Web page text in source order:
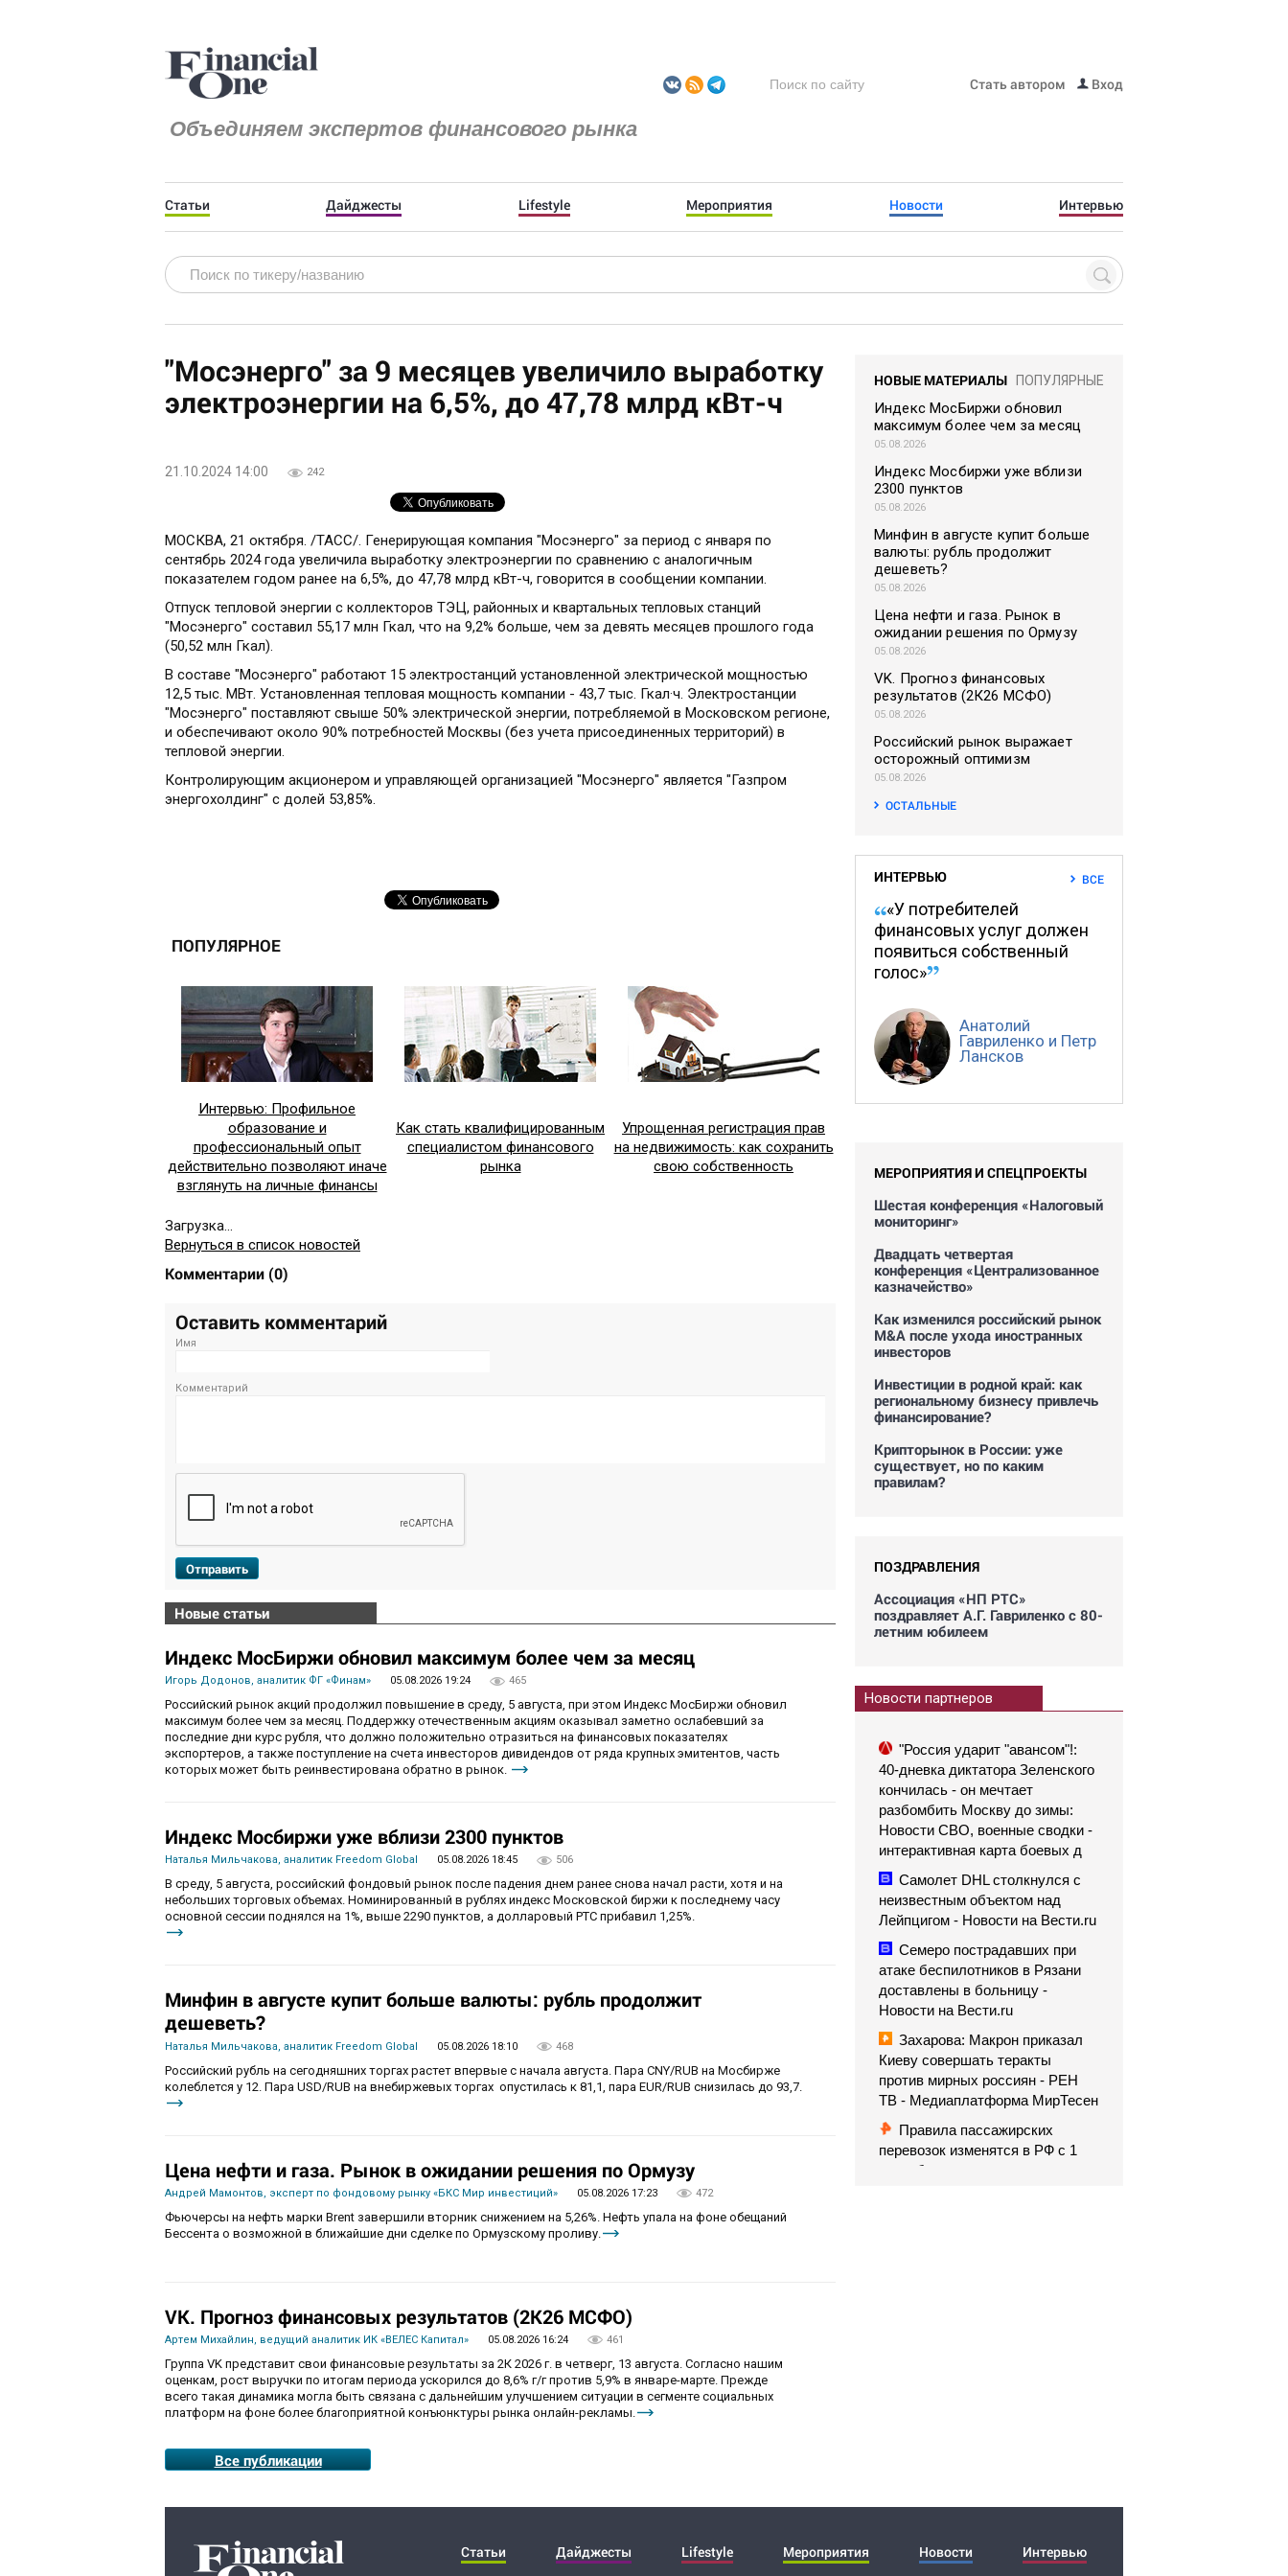
Объединяем экспертов финансового рынка
Стать автором Вход
Статьи Дайджесты Lifestyle Мероприятия Новости Интервью
"Мосэнерго" за 9 месяцев увеличило выработку
электроэнергии на 6,5%, до 47,78 млрд кВт-ч
21.10.2024 14:00 242
МОСКВА, 21 октября. /ТАСС/. Генерирующая компания "Мосэнерго" за период с января по
сентябрь 2024 года увеличила выработку электроэнергии по сравнению с аналогичным
показателем годом ранее на 6,5%, до 47,78 млрд кВт-ч, говорится в сообщении компании.
Отпуск тепловой энергии с коллекторов ТЭЦ, районных и квартальных тепловых станций
"Мосэнерго" составил 55,17 млн Гкал, что на 9,2% больше, чем за девять месяцев прошлого года
(50,52 млн Гкал).
В составе "Мосэнерго" работают 15 электростанций установленной электрической мощностью
12,5 тыс. МВт. Установленная тепловая мощность компании - 43,7 тыс. Гкал·ч. Электростанции
"Мосэнерго" поставляют свыше 50% электрической энергии, потребляемой в Московском регионе,
и обеспечивают около 90% потребностей Москвы (без учета присоединенных территорий) в
тепловой энергии.
Контролирующим акционером и управляющей организацией "Мосэнерго" является "Газпром
энергохолдинг" с долей 53,85%.
ПОПУЛЯРНОЕ
Интервью: Профильное
образование и
профессиональный опыт
действительно позволяют иначе
взглянуть на личные финансы
Как стать квалифицированным
специалистом финансового
рынка
Упрощенная регистрация прав
на недвижимость: как сохранить
свою собственность
Загрузка...
Вернуться в список новостей
Комментарии (0)
Оставить комментарий
Имя
Комментарий
Отправить
Новые статьи
Индекс МосБиржи обновил максимум более чем за месяц
Игорь Додонов, аналитик ФГ «Финам» 05.08.2026 19:24 465
Российский рынок акций продолжил повышение в среду, 5 августа, при этом Индекс МосБиржи обновил
максимум более чем за месяц. Поддержку отечественным акциям оказывал заметно ослабевший за
последние дни курс рубля, что должно положительно отразиться на финансовых показателях
экспортеров, а также поступление на счета инвесторов дивидендов от ряда крупных эмитентов, часть
которых может быть реинвестирована обратно в рынок.
Индекс Мосбиржи уже вблизи 2300 пунктов
Наталья Мильчакова, аналитик Freedom Global 05.08.2026 18:45 506
В среду, 5 августа, российский фондовый рынок после падения днем ранее снова начал расти, хотя и на
небольших торговых объемах. Номинированный в рублях индекс Московской биржи к последнему часу
основной сессии поднялся на 1%, выше 2290 пунктов, а долларовый РТС прибавил 1,25%.
Минфин в августе купит больше валюты: рубль продолжит
дешеветь?
Наталья Мильчакова, аналитик Freedom Global 05.08.2026 18:10 468
Российский рубль на сегодняшних торгах растет впервые с начала августа. Пара CNY/RUB на Мосбирже
колеблется у 12. Пара USD/RUB на внебиржевых торгах опустилась к 81,1, пара EUR/RUB снизилась до 93,7.
Цена нефти и газа. Рынок в ожидании решения по Ормузу
Андрей Мамонтов, эксперт по фондовому рынку «БКС Мир инвестиций» 05.08.2026 17:23 472
Фьючерсы на нефть марки Brent завершили вторник снижением на 5,26%. Нефть упала на фоне обещаний
Бессента о возможной в ближайшие дни сделке по Ормузскому проливу.
VK. Прогноз финансовых результатов (2К26 МСФО)
Артем Михайлин, ведущий аналитик ИК «ВЕЛЕС Капитал» 05.08.2026 16:24 461
Группа VK представит свои финансовые результаты за 2К 2026 г. в четверг, 13 августа. Согласно нашим
оценкам, рост выручки по итогам периода ускорился до 8,6% г/г против 5,9% в январе-марте. Прежде
всего такая динамика могла быть связана с дальнейшим улучшением ситуации в сегменте социальных
платформ на фоне более благоприятной конъюнктуры рынка онлайн-рекламы.
Все публикации
НОВЫЕ МАТЕРИАЛЫ ПОПУЛЯРНЫЕ
Индекс МосБиржи обновил
максимум более чем за месяц
05.08.2026
Индекс Мосбиржи уже вблизи
2300 пунктов
05.08.2026
Минфин в августе купит больше
валюты: рубль продолжит
дешеветь?
05.08.2026
Цена нефти и газа. Рынок в
ожидании решения по Ормузу
05.08.2026
VK. Прогноз финансовых
результатов (2К26 МСФО)
05.08.2026
Российский рынок выражает
осторожный оптимизм
05.08.2026
ОСТАЛЬНЫЕ
ИНТЕРВЬЮ ВСЕ
«У потребителей
финансовых услуг должен
появиться собственный
голос»
Анатолий
Гавриленко и Петр
Лансков
МЕРОПРИЯТИЯ И СПЕЦПРОЕКТЫ
Шестая конференция «Налоговый
мониторинг»
Двадцать четвертая
конференция «Централизованное
казначейство»
Как изменился российский рынок
M&A после ухода иностранных
инвесторов
Инвестиции в родной край: как
региональному бизнесу привлечь
финансирование?
Крипторынок в России: уже
существует, но по каким
правилам?
ПОЗДРАВЛЕНИЯ
Ассоциация «НП РТС»
поздравляет А.Г. Гавриленко с 80-
летним юбилеем
Новости партнеров
"Россия ударит "авансом"!:
40-дневка диктатора Зеленского
кончилась - он мечтает
разбомбить Москву до зимы:
Новости СВО, военные сводки -
интерактивная карта боевых д
Самолет DHL столкнулся с
неизвестным объектом над
Лейпцигом - Новости на Вести.ru
Семеро пострадавших при
атаке беспилотников в Рязани
доставлены в больницу -
Новости на Вести.ru
Захарова: Макрон приказал
Киеву совершать теракты
против мирных россиян - РЕН
ТВ - Медиаплатформа МирТесен
Правила пассажирских
перевозок изменятся в РФ с 1
сентября
Статьи Дайджесты Lifestyle Мероприятия Новости Интервью